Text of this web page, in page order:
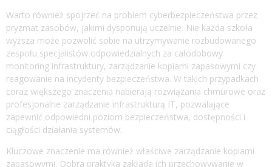
Warto również spojrzeć na problem cyberbezpieczeństwa przez
pryzmat zasobów, jakimi dysponują uczelnie. Nie każda szkoła
wyższa może pozwolić sobie na utrzymywanie rozbudowanego
zespołu specjalistów odpowiedzialnych za całodobowy
monitoring infrastruktury, zarządzanie kopiami zapasowymi czy
reagowanie na incydenty bezpieczeństwa. W takich przypadkach
coraz większego znaczenia nabierają rozwiązania chmurowe oraz
profesjonalne zarządzanie infrastrukturą IT, pozwalające
zapewnić odpowiedni poziom bezpieczeństwa, dostępności i
ciągłości działania systemów.
Kluczowe znaczenie ma również właściwe zarządzanie kopiami
zapasowymi. Dobra praktyka zakłada ich przechowywanie w